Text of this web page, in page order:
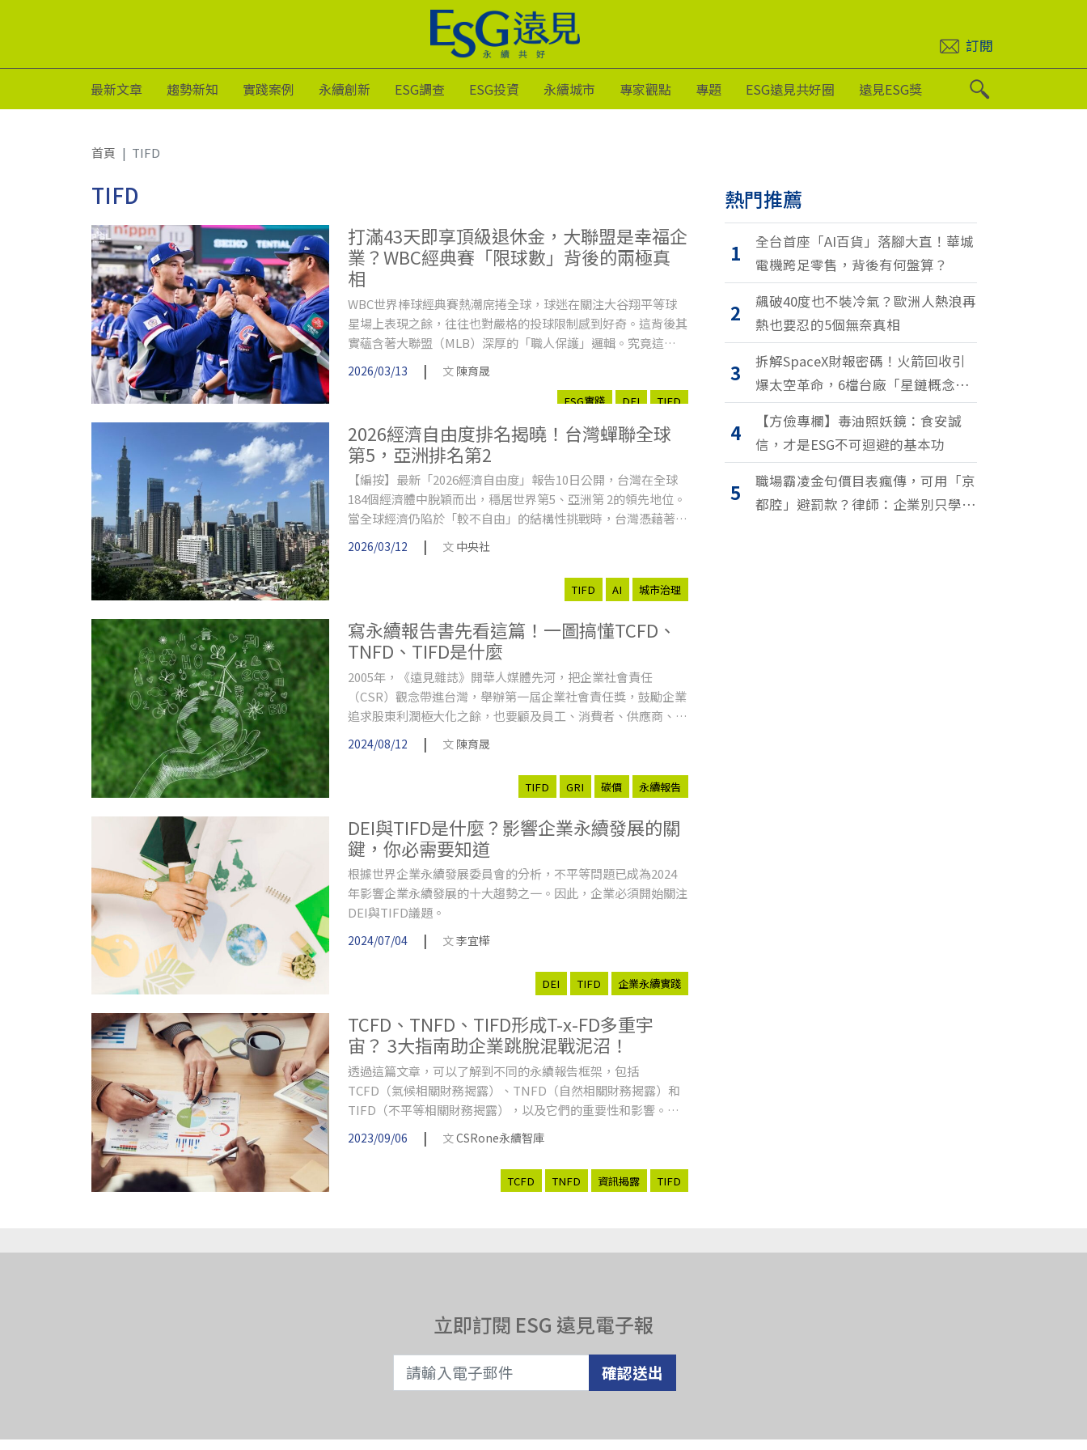
訂閱
最新文章 趨勢新知 實踐案例 永續創新 ESG調查 ESG投資 永續城市 專家觀點 專題 ESG遠見共好圈 遠見ESG獎
首頁 TIFD
TIFD
打滿43天即享頂級退休金，大聯盟是幸福企
業？WBC經典賽「限球數」背後的兩極真
相
WBC世界棒球經典賽熱潮席捲全球，球迷在關注大谷翔平等球
星場上表現之餘，往往也對嚴格的投球限制感到好奇。這背後其
實蘊含著大聯盟（MLB）深厚的「職人保護」邏輯。究竟這個
年產值百億的運動殿堂，如何透過制度設計化身「幸福企業」？
2026/03/13 | 文 陳育晟
ESG實踐 DEI TIFD
2026經濟自由度排名揭曉！台灣蟬聯全球
第5，亞洲排名第2
【編按】最新「2026經濟自由度」報告10日公開，台灣在全球
184個經濟體中脫穎而出，穩居世界第5、亞洲第 2的領先地位。
當全球經濟仍陷於「較不自由」的結構性挑戰時，台灣憑藉著司
法效能與健全財政展現了極強韌性。
2026/03/12 | 文 中央社
TIFD AI 城市治理
寫永續報告書先看這篇！一圖搞懂TCFD、
TNFD、TIFD是什麼
2005年，《遠見雜誌》開華人媒體先河，把企業社會責任
（CSR）觀念帶進台灣，舉辦第一屆企業社會責任獎，鼓勵企業
追求股東利潤極大化之餘，也要顧及員工、消費者、供應商、社
區和環境等利害關係人權益。
2024/08/12 | 文 陳育晟
TIFD GRI 碳價 永續報告
DEI與TIFD是什麼？影響企業永續發展的關
鍵，你必需要知道
根據世界企業永續發展委員會的分析，不平等問題已成為2024
年影響企業永續發展的十大趨勢之一。因此，企業必須開始關注
DEI與TIFD議題。
2024/07/04 | 文李宜樺
DEI TIFD 企業永續實踐
TCFD、TNFD、TIFD形成T-x-FD多重宇
宙？ 3大指南助企業跳脫混戰泥沼！
透過這篇文章，可以了解到不同的永續報告框架，包括
TCFD（氣候相關財務揭露）、TNFD（自然相關財務揭露）和
TIFD（不平等相關財務揭露），以及它們的重要性和影響。文
章也討論了全球政府和企業組織對ESG（環境、社會和治理）風
險管理和資訊揭露的關注，希望透過這些準則能提高資訊揭露的
透明度，以更好地理解財務風險和商業機會。
2023/09/06 | 文CSRone永續智庫
TCFD TNFD 資訊揭露 TIFD
熱門推薦
1
全台首座「AI百貨」落腳大直！華城
電機跨足零售，背後有何盤算？
2
飆破40度也不裝冷氣？歐洲人熱浪再
熱也要忍的5個無奈真相
3
拆解SpaceX財報密碼！火箭回收引
爆太空革命，6檔台廠「星鏈概念
股」搶紅利
4
【方儉專欄】毒油照妖鏡：食安誠
信，才是ESG不可迴避的基本功
5
職場霸凌金句價目表瘋傳，可用「京
都腔」避罰款？律師：企業別只學安
立即訂閱 ESG 遠見電子報
確認送出